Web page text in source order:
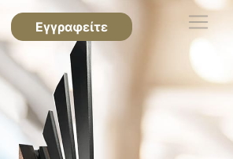
Εγγραφείτε